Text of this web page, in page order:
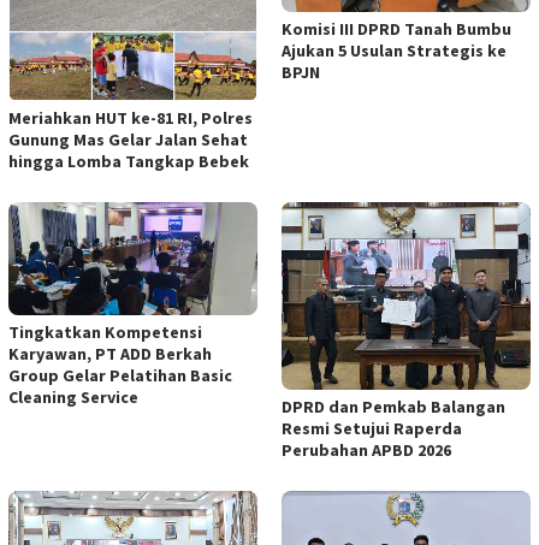
Meriahkan HUT ke-81 RI, Polres
Gunung Mas Gelar Jalan Sehat
hingga Lomba Tangkap Bebek
Komisi III DPRD Tanah Bumbu
Ajukan 5 Usulan Strategis ke
BPJN
Tingkatkan Kompetensi
Karyawan, PT ADD Berkah
Group Gelar Pelatihan Basic
Cleaning Service
DPRD dan Pemkab Balangan
Resmi Setujui Raperda
Perubahan APBD 2026